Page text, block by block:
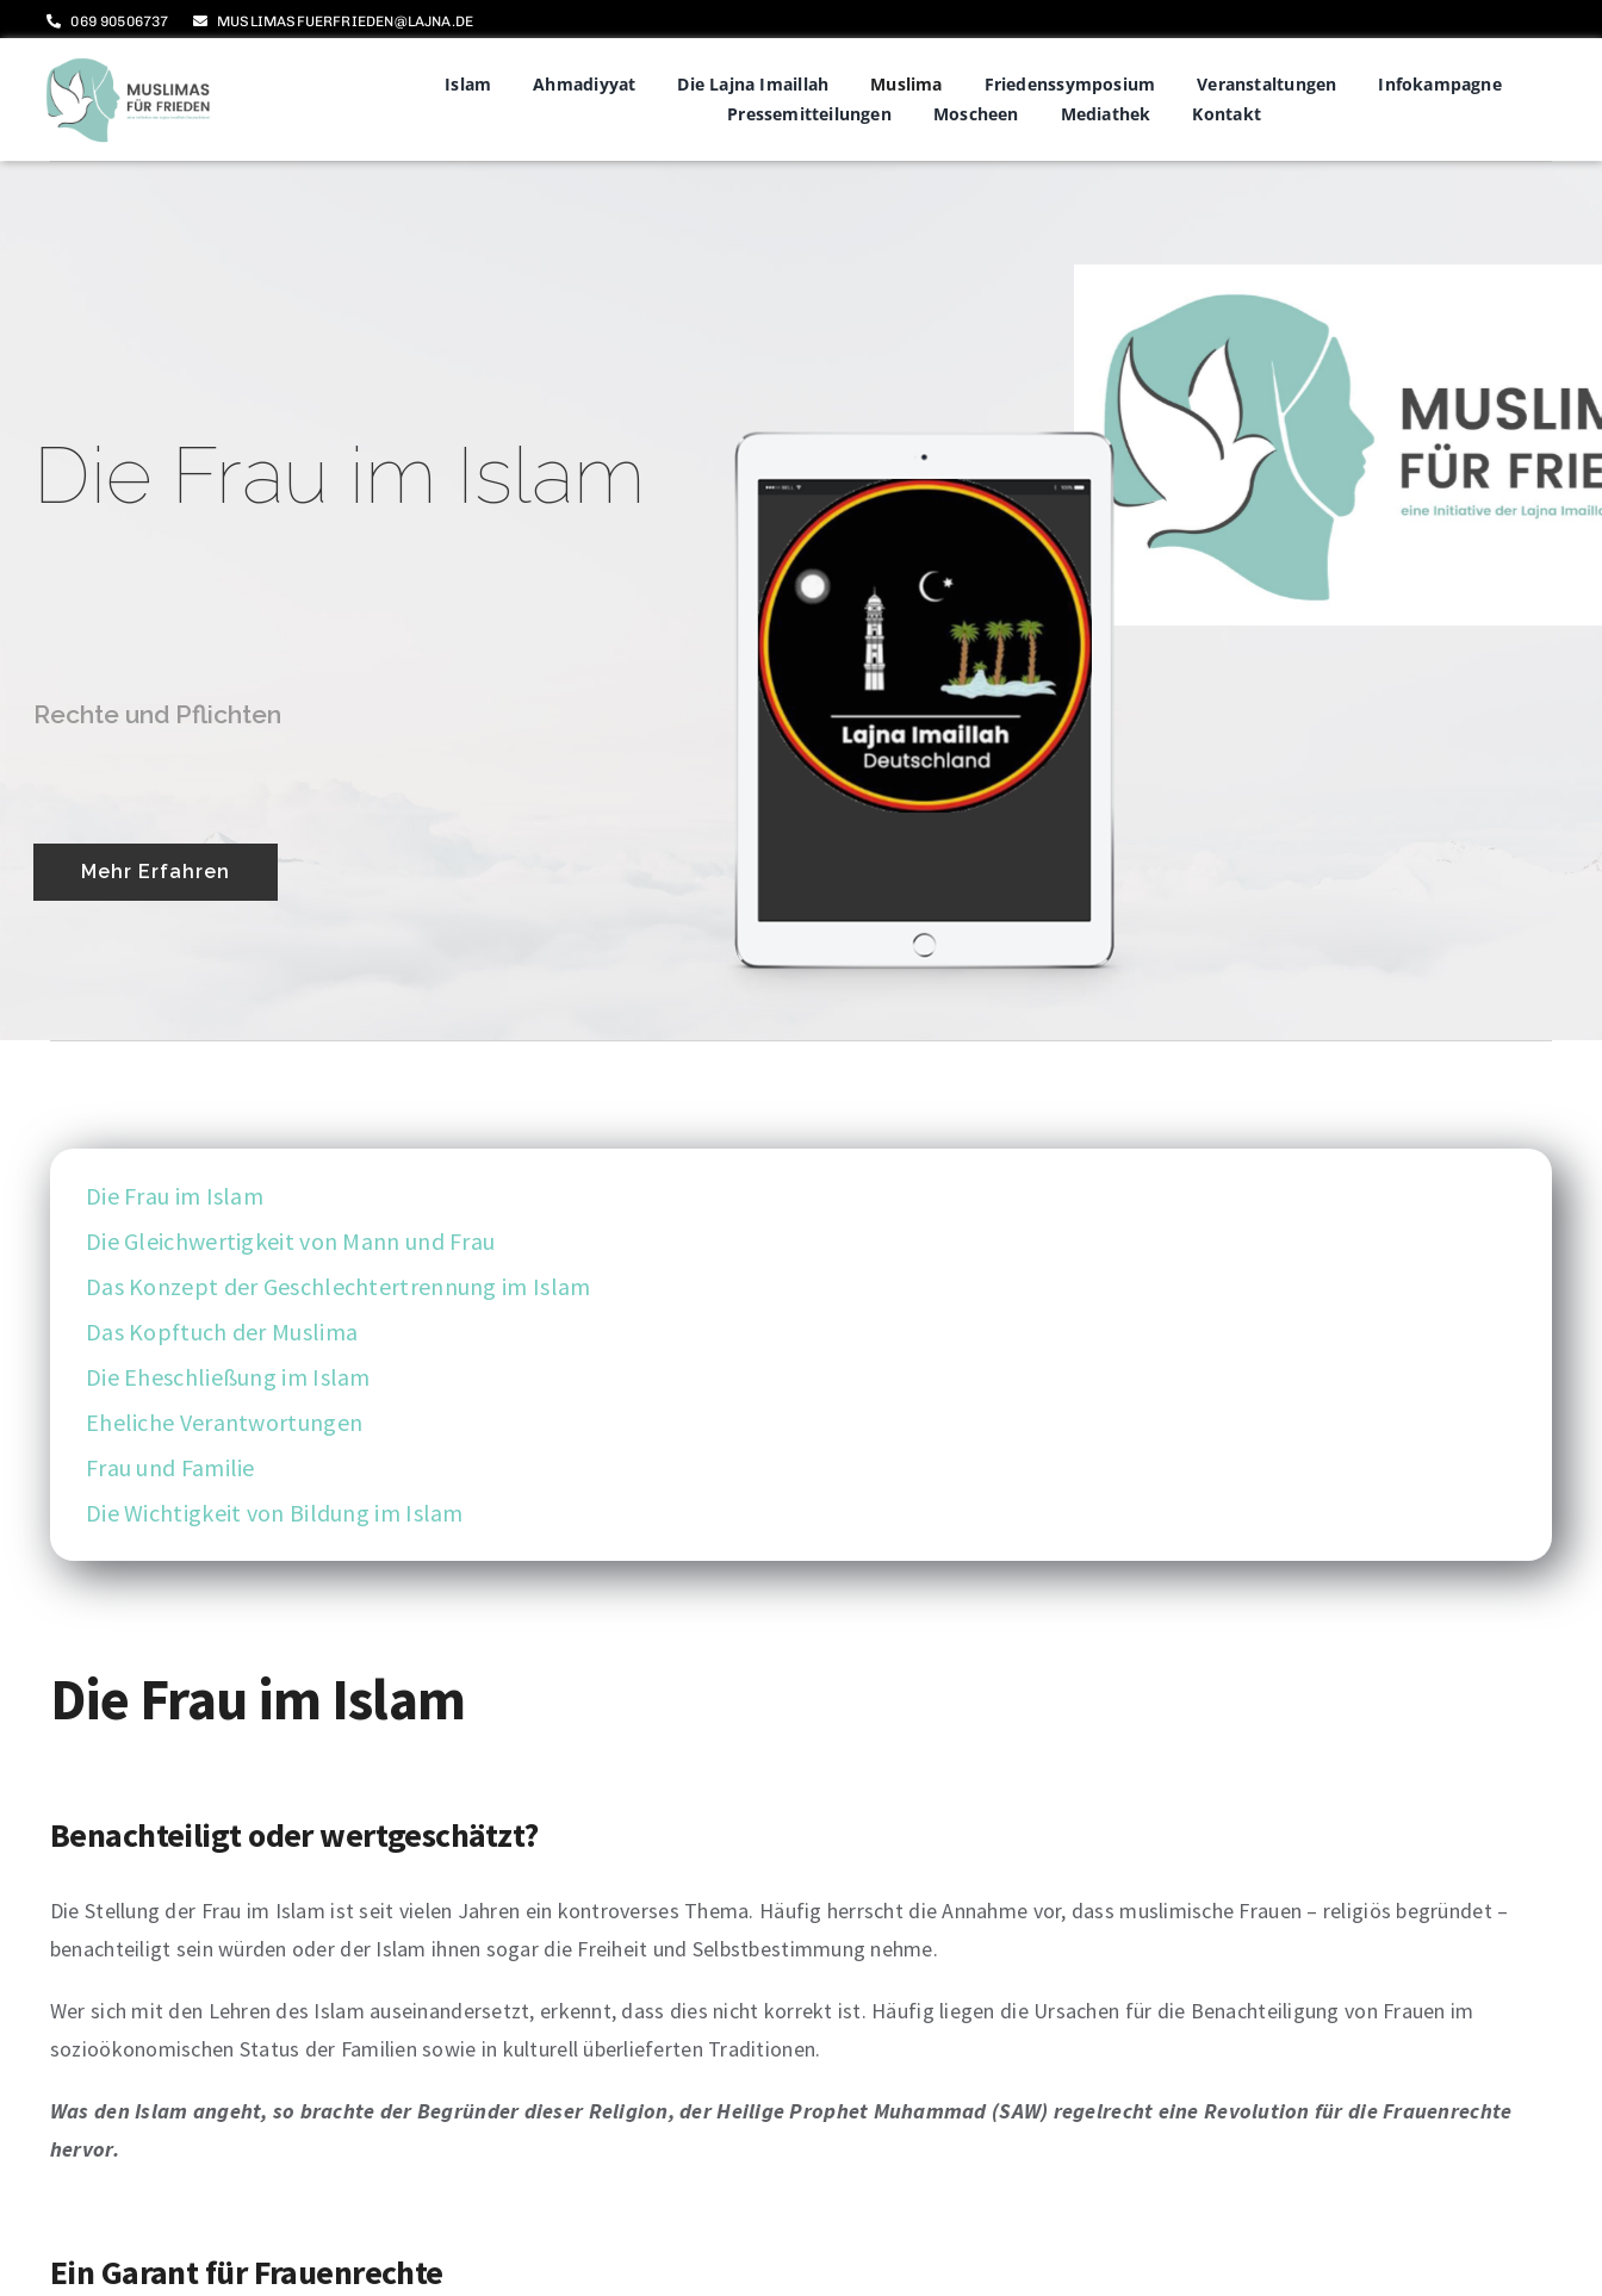
springen
069 90506737 MUSLIMASFUERFRIEDEN@LAJNA.DE
Islam Ahmadiyyat Die Lajna Imaillah Muslima Friedenssymposium Veranstaltungen
Infokampagne
Pressemitteilungen
Moscheen Mediathek Kontakt
Die Frau im Islam
Mehr Erfahren
Rechte und Pflichten
Die Frau im Islam
Die Gleichwertigkeit von Mann und Frau
Das Konzept der Geschlechtertrennung im Islam
Das Kopftuch der Muslima
Die Eheschließung im Islam
Eheliche Verantwortungen
Frau und Familie
Die Wichtigkeit von Bildung im Islam
Die Frau im Islam
Benachteiligt oder wertgeschätzt?
Die Stellung der Frau im Islam ist seit vielen Jahren ein kontroverses Thema. Häufig herrscht die Annahme vor, dass muslimische Frauen – religiös begründet –
benachteiligt sein würden oder der Islam ihnen sogar die Freiheit und Selbstbestimmung nehme.
Wer sich mit den Lehren des Islam auseinandersetzt, erkennt, dass dies nicht korrekt ist. Häufig liegen die Ursachen für die Benachteiligung von Frauen im
sozioökonomischen Status der Familien sowie in kulturell überlieferten Traditionen.
Was den Islam angeht, so brachte der Begründer dieser Religion, der Heilige Prophet Muhammad (SAW) regelrecht eine Revolution für die Frauenrechte
hervor.
Ein Garant für Frauenrechte